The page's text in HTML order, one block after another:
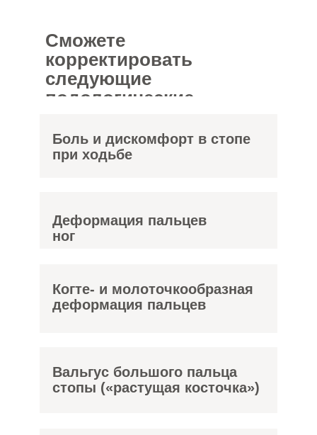
Сможете
корректировать
следующие
подологические
Боль и дискомфорт в стопе
при ходьбе
Деформация пальцев
ног
Когте- и молоточкообразная
деформация пальцев
Вальгус большого пальца
стопы («растущая косточка»)